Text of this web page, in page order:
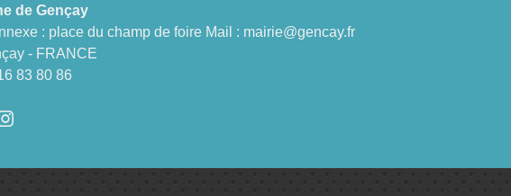
de Gençay
: place du champ de foire Mail : mairie@gencay.fr
- FRANCE
83 80 86